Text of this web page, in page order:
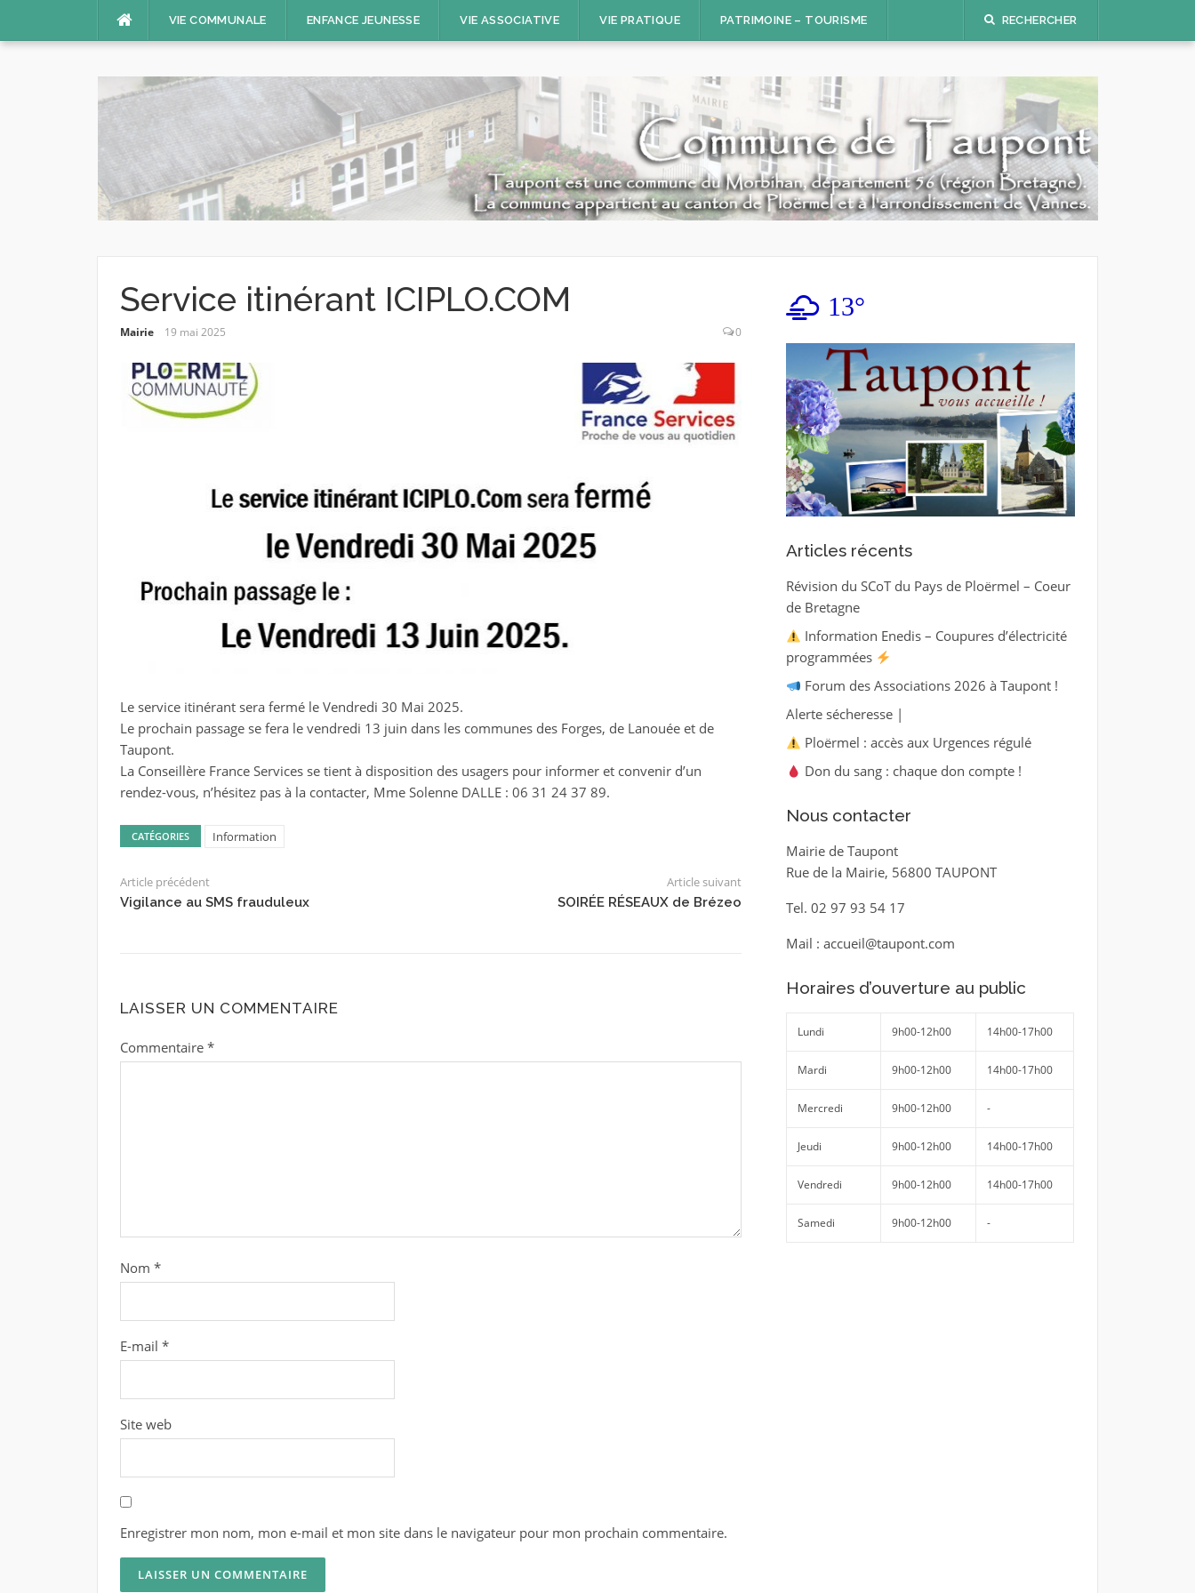
VIE COMMUNALE ENFANCE JEUNESSE VIE ASSOCIATIVE VIE PRATIQUE PATRIMOINE – TOURISME RECHERCHER
Service itinérant ICIPLO.COM
Mairie 19 mai 2025 0
Le service itinérant sera fermé le Vendredi 30 Mai 2025.
Le prochain passage se fera le vendredi 13 juin dans les communes des Forges, de Lanouée et de
Taupont.
La Conseillère France Services se tient à disposition des usagers pour informer et convenir d’un
rendez-vous, n’hésitez pas à la contacter, Mme Solenne DALLE : 06 31 24 37 89.
CATÉGORIES Information
Article précédent
Vigilance au SMS frauduleux
Article suivant
SOIRÉE RÉSEAUX de Brézeo
LAISSER UN COMMENTAIRE
Commentaire *
Nom *
E-mail *
Site web
Enregistrer mon nom, mon e-mail et mon site dans le navigateur pour mon prochain commentaire.
13°
Articles récents
Révision du SCoT du Pays de Ploërmel – Coeur
de Bretagne
Information Enedis – Coupures d’électricité
programmées
Forum des Associations 2026 à Taupont !
Alerte sécheresse |
Ploërmel : accès aux Urgences régulé
Don du sang : chaque don compte !
Nous contacter
Mairie de Taupont
Rue de la Mairie, 56800 TAUPONT
Tel. 02 97 93 54 17
Mail : accueil@taupont.com
Horaires d’ouverture au public
Lundi 9h00-12h00 14h00-17h00
Mardi 9h00-12h00 14h00-17h00
Mercredi 9h00-12h00 -
Jeudi 9h00-12h00 14h00-17h00
Vendredi 9h00-12h00 14h00-17h00
Samedi 9h00-12h00 -